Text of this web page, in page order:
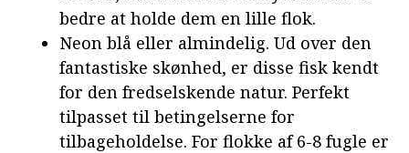
bedre at holde dem en lille flok.
Neon blå eller almindelig. Ud over den
fantastiske skønhed, er disse fisk kendt
for den fredselskende natur. Perfekt
tilpasset til betingelserne for
tilbageholdelse. For flokke af 6-8 fugle er